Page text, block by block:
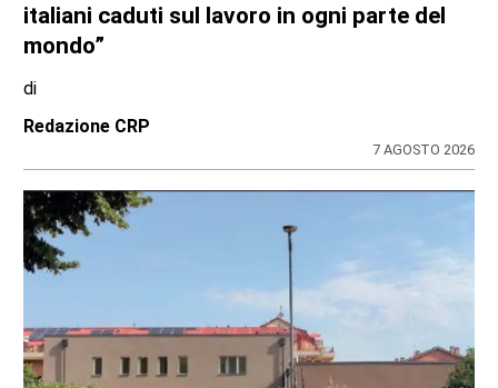
italiani caduti sul lavoro in ogni parte del
mondo”
di
Redazione CRP
7 AGOSTO 2026